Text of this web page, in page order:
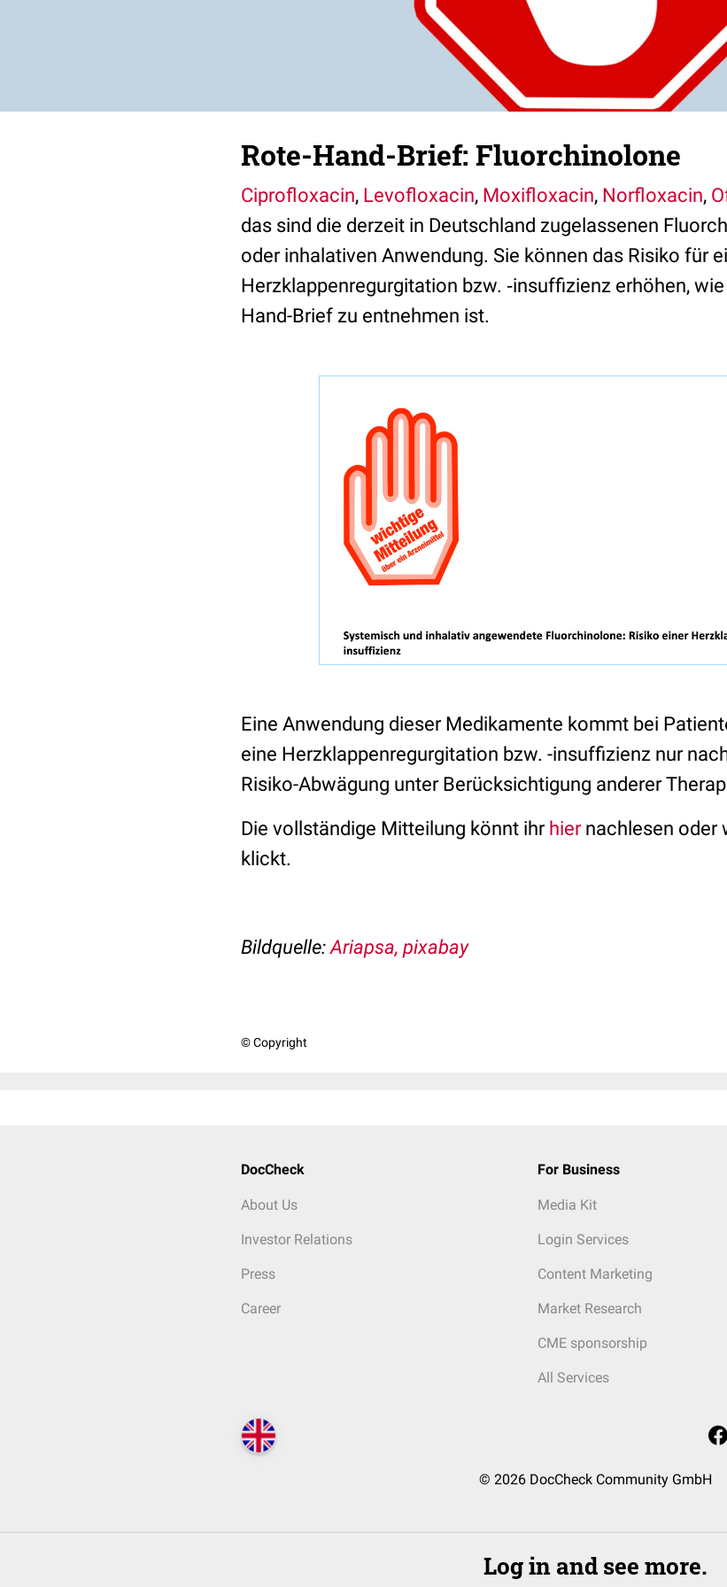
Rote-Hand-Brief: Fluorchinolone
Ciprofloxacin, Levofloxacin, Moxifloxacin, Norfloxacin,
das sind die derzeit in Deutschland zugelassenen
oder inhalativen Anwendung. Sie können das Risiko für
Herzklappenregurgitation bzw. ‐insuffizienz erhöhen,
Hand-Brief zu entnehmen ist.
Eine Anwendung dieser Medikamente kommt bei
eine Herzklappenregurgitation bzw. -insuffizienz nur
Risiko-Abwägung unter Berücksichtigung anderer
Die vollständige Mitteilung könnt ihr hiernachlesen oder
klickt.
Bildquelle:Ariapsa, pixabay
© Copyright
DocCheck
About Us
Investor Relations
Press
Career
For Business
Media Kit
Login Services
Content Marketing
Market Research
CME sponsorship
All Services
© 2026 DocCheck Community GmbH
Log in and see more.